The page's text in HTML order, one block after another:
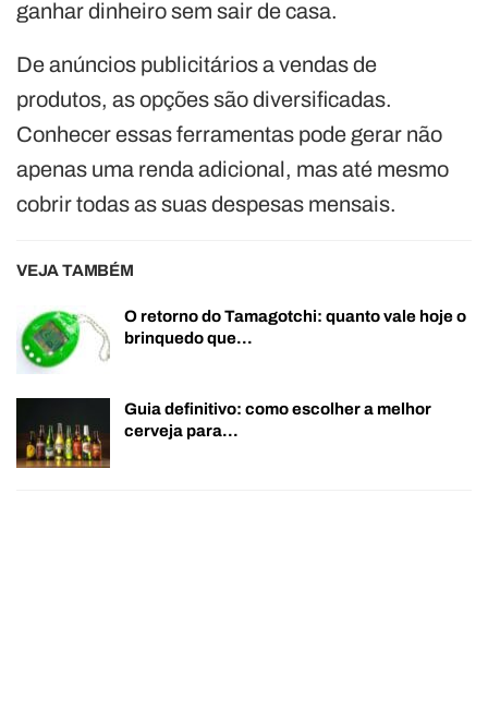
ganhar dinheiro sem sair de casa.
De anúncios publicitários a vendas de
produtos, as opções são diversificadas.
Conhecer essas ferramentas pode gerar não
apenas uma renda adicional, mas até mesmo
cobrir todas as suas despesas mensais.
VEJA TAMBÉM
O retorno do Tamagotchi: quanto vale hoje o
brinquedo que…
Guia definitivo: como escolher a melhor
cerveja para…